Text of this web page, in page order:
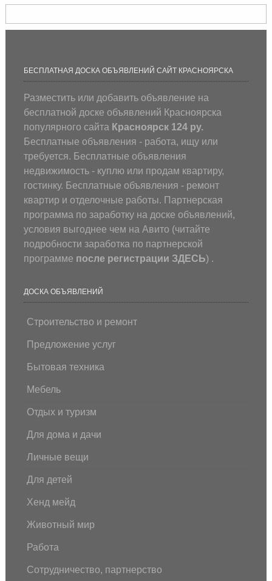
БЕСПЛАТНАЯ ДОСКА ОБЪЯВЛЕНИЙ САЙТ КРАСНОЯРСКА
Разместить или добавить объявление на
бесплатной доске объявлений Красноярска
популярного сайта Красноярск 124 ру.
Бесплатные объявления - работа, ищу или
требуется. Бесплатные объявления
недвижимость - куплю или продам квартиру,
гостинку. Бесплатные объявления - ремонт
квартир и отделочные работы. Партнерская
программа по заработку на доске объявлений,
условия выгоднее чем на Авито (читайте
подробности заработка по партнерской
программе после регистрации ЗДЕСЬ) .
ДОСКА ОБЪЯВЛЕНИЙ
Строительство и ремонт
Предложение услуг
Бытовая техника
Мебель
Отдых и туризм
Для дома и дачи
Личные вещи
Для детей
Хенд мейд
Животный мир
Работа
Сотрудничество, партнерство